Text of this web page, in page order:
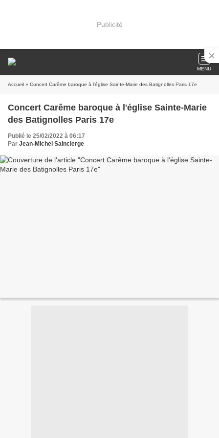
Publicité
MENU
Accueil » Concert Carême baroque à l'église Sainte-Marie des Batignolles Paris 17e
Concert Carême baroque à l'église Sainte-Marie
des Batignolles Paris 17e
Publié le 25/02/2022 à 06:17
Par Jean-Michel Saincierge